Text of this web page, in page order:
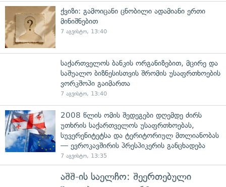
ქვიზი: გამოიცანი ცნობილი ადამიანი ერთი
მინიშნებით
7 აგვისტო, 13:40
საქართველოს ბანკის ორგანიზებით, მცირე და
საშუალო ბიზნესისთვის შრომის უსაფრთხოების
ვორკშოპი გაიმართა
7 აგვისტო, 13:40
2008 წლის ომის შედეგები დღემდე ძირს
უთხრის საქართველოს უსაფრთხოებას,
სუვერენიტეტსა და ტერიტორიულ მთლიანობას
— ევროკავშირის პრესპიკერის განცხადება
7 აგვისტო, 13:35
აშშ-ის საელჩო: შეერთებული